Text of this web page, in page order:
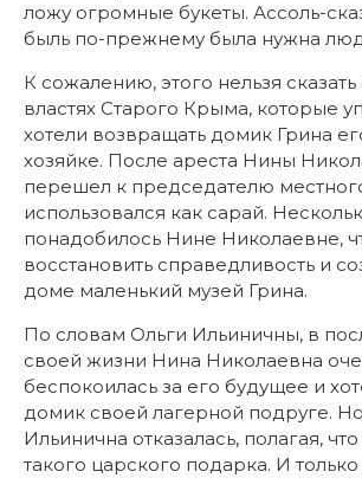
ложу огромные букеты. Ассоль-
быль по-прежнему была нужна
К сожалению, этого нельзя
властях Старого Крыма, которые
хотели возвращать домик Грина
хозяйке. После ареста Нины
перешел к председателю
использовался как сарай.
понадобилось Нине Николаевне,
восстановить справедливость и
доме маленький музей Грина.
По словам Ольги Ильиничны, в
своей жизни Нина Николаевна
беспокоилась за его будущее и
домик своей лагерной подруге.
Ильинична отказалась, полагая,
такого царского подарка. И только